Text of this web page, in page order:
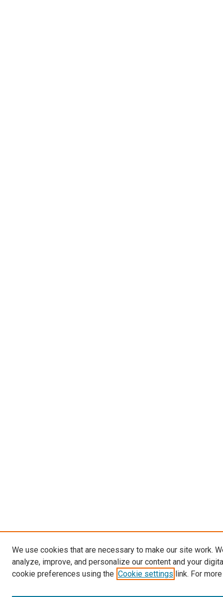
We use cookies that are necessary to make our site work.
analyze, improve, and personalize our content and your
cookie preferences using the Cookie settings link. For